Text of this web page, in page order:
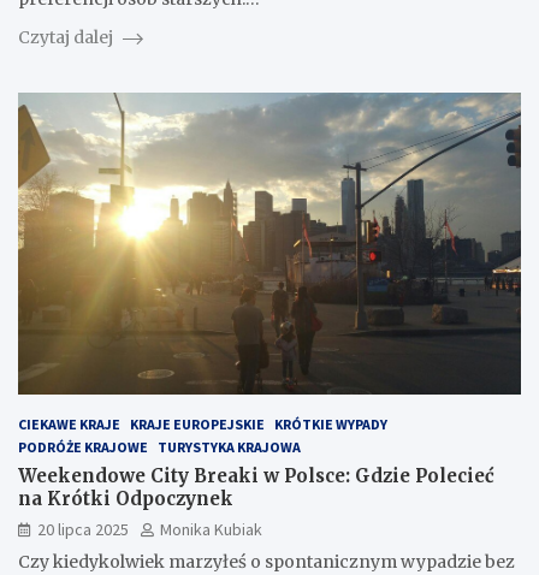
Czytaj dalej
CIEKAWE KRAJE KRAJE EUROPEJSKIE
KRÓTKIE WYPADY
PODRÓŻE KRAJOWE
TURYSTYKA KRAJOWA
Weekendowe City Breaki w Polsce: Gdzie Polecieć
na Krótki Odpoczynek
20 lipca 2025
Monika Kubiak
Czy kiedykolwiek marzyłeś o spontanicznym wypadzie bez